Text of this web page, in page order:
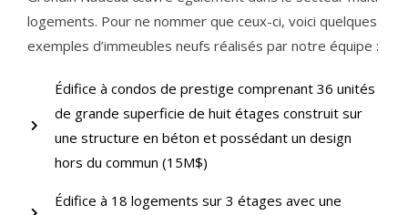
logements. Pour ne nommer que ceux-ci, voici quelques
exemples d’immeubles neufs réalisés par notre équipe :
Édifice à condos de prestige comprenant 36 unités
de grande superficie de huit étages construit sur
une structure en béton et possédant un design
hors du commun (15M$)
Édifice à 18 logements sur 3 étages avec une